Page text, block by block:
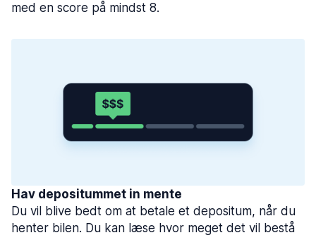
med en score på mindst 8.
Hav depositummet in mente
Du vil blive bedt om at betale et depositum, når du
henter bilen. Du kan læse hvor meget det vil bestå